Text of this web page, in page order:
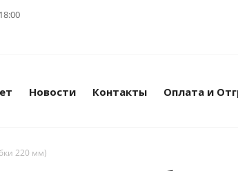
Новости Контакты Оплата и
220 мм)